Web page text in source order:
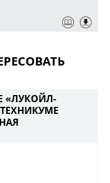
«ЛУКОЙЛ-